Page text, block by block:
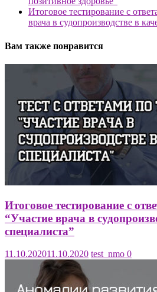
Итоговое тестирование с
врача в судопроизводстве в
Вам также понравится
Итоговое тестирование с
“Участие врача в
специалиста”
11.10.202011.10.2020 test_nmo 0